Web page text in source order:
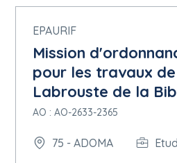
5.1.12.Conditions du marché public
Conditions de soumission:
Langues dans lesquelles les
Date limite de réception des
Le contrat doit être exécuté
EPAURIF
Mission
pour les travaux
Labrouste de la
AO : AO-2633-2365
75 - ADOMA